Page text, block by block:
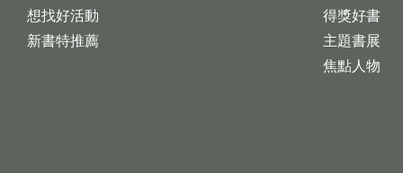
想找好活動
新書特推薦
得獎好書
主題書展
焦點人物